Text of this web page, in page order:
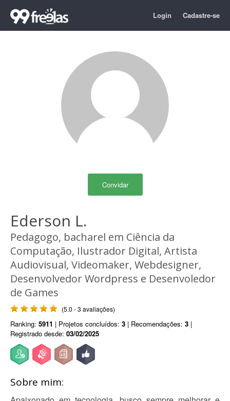
Login Cadastre-se
Convidar
Ederson L.
Pedagogo, bacharel em Ciência da
Computação, Ilustrador Digital, Artista
Audiovisual, Videomaker, Webdesigner,
Desenvolvedor Wordpress e Desenvoledor
de Games
(5.0 - 3 avaliações)
Ranking: 5911 | Projetos concluídos: 3 | Recomendações: 3 |
Registrado desde: 03/02/2025
Sobre mim: